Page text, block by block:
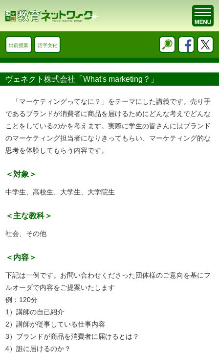
出前授業 活字文化
ヴェネクト株式会社「What's marketing？」
「マーケティングってなに？」をテーマにした講義です。売り手
であるブランドが消費者に商品を届けるためにどんな考えでどんな
ことをしているのかを考えます。実際に学生の皆さんにはブランド
のマーケティング担当者になりきってもらい、マーケティング的な
思考を体験してもらう内容です。
＜対象＞
中学生、高校生、大学生、大学院生
＜主な教科＞
社会、その他
＜内容＞
下記は一例です。お問い合わせくださった団体様のご意向を基にフ
ルオーダで内容をご提案いたします
例：120分
1）講師の自己紹介
2）講師が従事している仕事内容
3）ブランドが商品を消費者に届けるとは？
4）誰に届けるのか？